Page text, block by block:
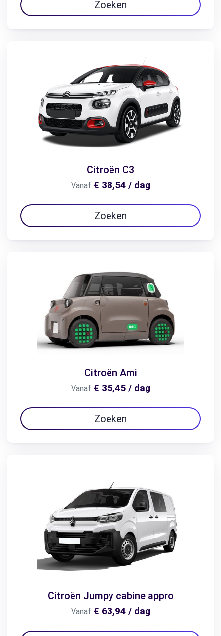
Zoeken
Citroën C3
Vanaf € 38,54 / dag
Zoeken
Citroën Ami
Vanaf € 35,45 / dag
Zoeken
Citroën Jumpy cabine appro
Vanaf € 63,94 / dag